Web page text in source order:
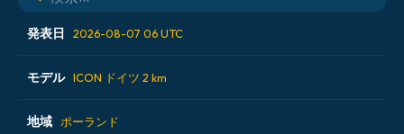
発表日 2026-08-07 06 UTC
2026-08-06 12 UTC
2026-08-06 18 UTC
モデル ICON ドイツ 2 km
ALADIN CZ 2.3 km
地域 ポーランド